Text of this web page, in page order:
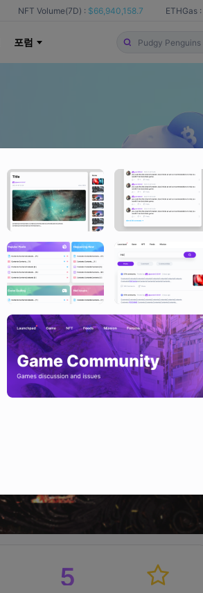
NFT Volume(7D) : $66,940,158.7 ETHGas :
포럼
5